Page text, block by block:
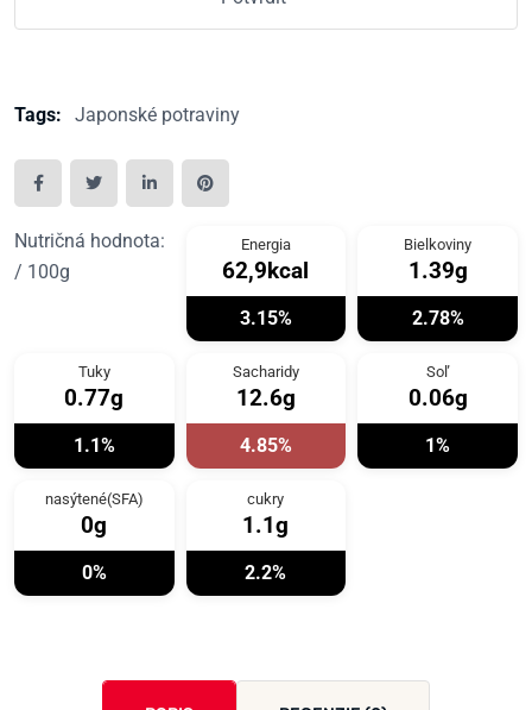
Tags: Japonské potraviny
Nutričná hodnota:
/ 100g
Energia
62,9kcal
3.15%
Bielkoviny
1.39g
2.78%
Tuky
0.77g
1.1%
Sacharidy
12.6g
4.85%
Soľ
0.06g
1%
nasýtené(SFA)
0g
0%
cukry
1.1g
2.2%